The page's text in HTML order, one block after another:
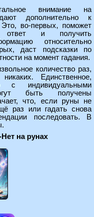
внимание на
дополнительно к
во-первых, поможет
ответ и получить
относительно
даст подсказки по
на момент гадания.
количество раз,
Единственное,
с индивидуальными
быть получены
что, если руны не
раз или гадать снова
последовать. В
на рунах